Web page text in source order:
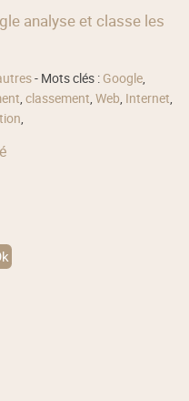
analyse et classe les
- Mots clés : Google
,classement ,Web Internet